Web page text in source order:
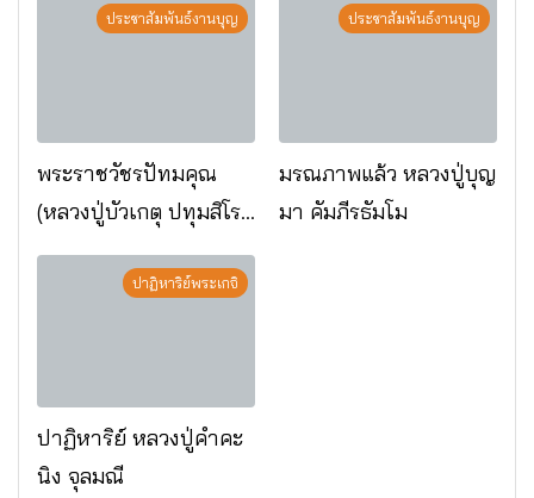
ประชาสัมพันธ์งานบุญ
พระราชวัชรปัทมคุณ
(หลวงปู่บัวเกตุ ปทุมสิโร)
มรณภาพแล้ว วัดป่า
ดาราภิรมย์ อ.แม่ริม
ประชาสัมพันธ์งานบุญ
มรณภาพแล้ว หลวงปู่บุญ
มา คัมภีรธัมโม
ปาฏิหาริย์พระเกจิ
ปาฏิหาริย์ หลวงปู่คำคะ
นิง จุลมณี